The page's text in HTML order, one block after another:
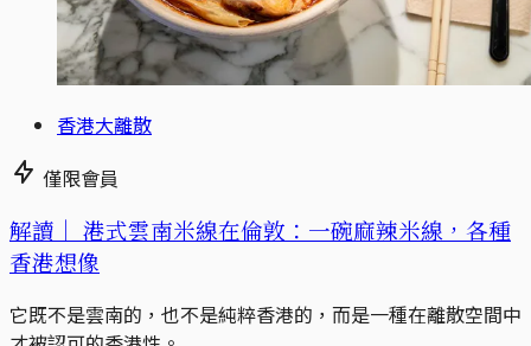
香港大離散
僅限會員
解讀｜ 港式雲南米線在倫敦：一碗麻辣米線，各種
香港想像
它既不是雲南的，也不是純粹香港的，而是一種在離散空間中